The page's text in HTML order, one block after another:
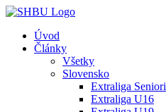
Úvod
Články
Všetky
Slovensko
Extraliga Seniori
Extraliga U16